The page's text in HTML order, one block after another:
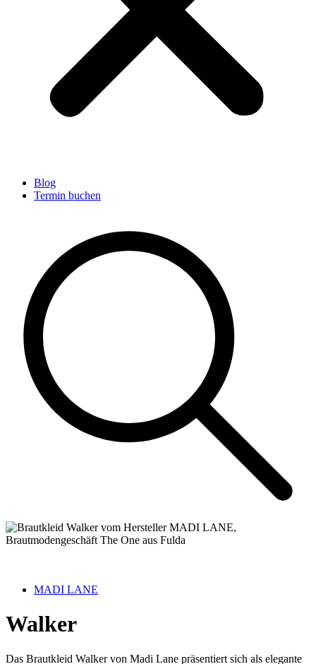
Blog
Termin buchen
MADI LANE
Walker
Das Brautkleid Walker von Madi Lane präsentiert sich als elegante